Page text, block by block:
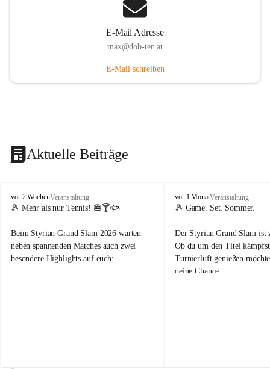
E-Mail Adresse
max@dob-ten.at
E-Mail schreiben
Aktuelle Beiträge
d
o
t
n
.
vor 2 WochenVeranstaltung
🎾 Mehr als nur Tennis! 🍔🍸🐟
Beim Styrian Grand Slam 2026 warten
neben spannenden Matches auch zwei
besondere Highlights auf euch:
d
o
t
e
n
.
t
vor 1 MonatVeranstaltung
🎾 Game. Set. Sommer.
Der Styrian Grand Slam ist
Ob du um den Titel
Turnierluft genießen
deine Chance.